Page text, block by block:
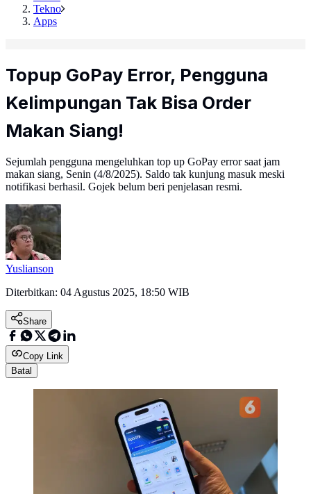
Tekno
Apps
Topup GoPay Error, Pengguna
Kelimpungan Tak Bisa Order
Makan Siang!
Sejumlah pengguna mengeluhkan top up GoPay error saat jam
makan siang, Senin (4/8/2025). Saldo tak kunjung masuk meski
notifikasi berhasil. Gojek belum beri penjelasan resmi.
Yuslianson
Diterbitkan: 04 Agustus 2025, 18:50 WIB
Share
Copy Link
Batal